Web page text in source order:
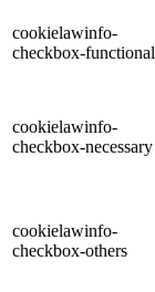
cookielawinfo-
checkbox-functional
cookielawinfo-
checkbox-necessary
cookielawinfo-
checkbox-others